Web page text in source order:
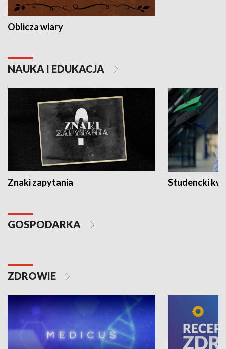
Oblicza wiary
NAUKA I EDUKACJA
Znaki zapytania Studencki
GOSPODARKA
ZDROWIE